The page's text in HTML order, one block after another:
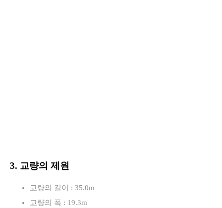
3. 교량의 제원
교량의 길이 : 35.0m
교량의 폭 : 19.3m